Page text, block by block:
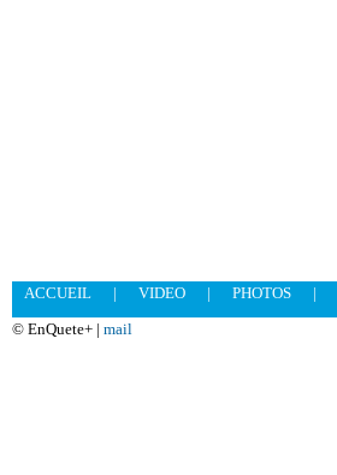
ACCUEIL | VIDEO | PHOTOS |
© EnQuete+ | mail